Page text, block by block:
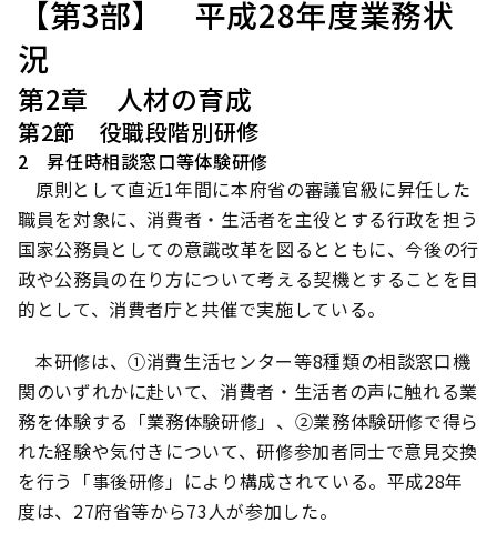
【第3部】 平成28年度業務状
況
第2章 人材の育成
第2節 役職段階別研修
2 昇任時相談窓口等体験研修
原則として直近1年間に本府省の審議官級に昇任した
職員を対象に、消費者・生活者を主役とする行政を担う
国家公務員としての意識改革を図るとともに、今後の行
政や公務員の在り方について考える契機とすることを目
的として、消費者庁と共催で実施している。
本研修は、①消費生活センター等8種類の相談窓口機
関のいずれかに赴いて、消費者・生活者の声に触れる業
務を体験する「業務体験研修」、②業務体験研修で得ら
れた経験や気付きについて、研修参加者同士で意見交換
を行う「事後研修」により構成されている。平成28年
度は、27府省等から73人が参加した。